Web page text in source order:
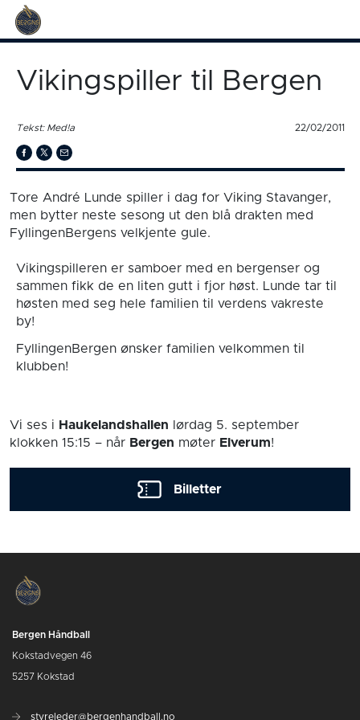
Vikingspiller til Bergen
Tekst: Med!a 22/02/2011
Tore André Lunde spiller i dag for Viking Stavanger,
men bytter neste sesong ut den blå drakten med
FyllingenBergens velkjente gule.
Vikingspilleren er samboer med en bergenser og
sammen fikk de en liten gutt i fjor høst. Lunde tar til
høsten med seg hele familien til verdens vakreste
by!
FyllingenBergen ønsker familien velkommen til
klubben!
Vi ses i Haukelandshallen lørdag 5. september
klokken 15:15 – når Bergen møter Elverum!
Billetter
Bergen Håndball
Kokstadvegen 46
5257 Kokstad
styreleder@bergenhandball.no